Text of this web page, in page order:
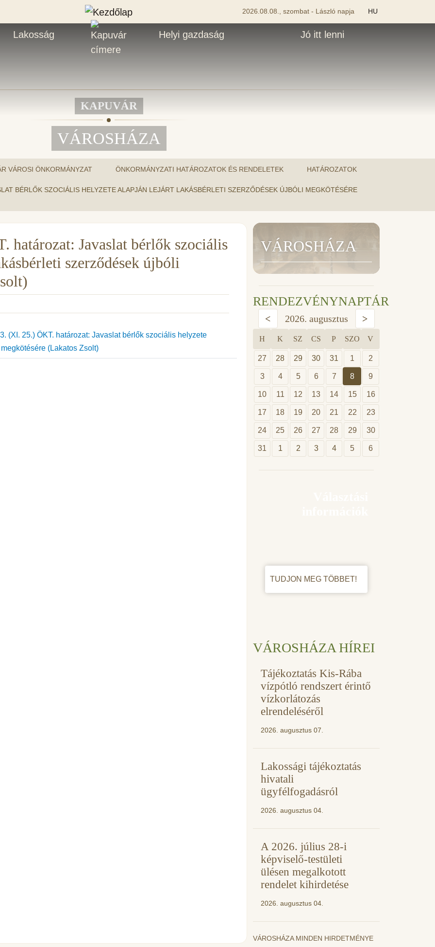
2026.08.08., szombat - László napja HU
Lakosság Helyi gazdaság Jó itt lenni
KAPUVÁR
VÁROSHÁZA
VÁROSI ÖNKORMÁNYZAT ÖNKORMÁNYZATI HATÁROZATOK ÉS RENDELETEK
HATÁROZATOK
BÉRLŐK SZOCIÁLIS HELYZETE ALAPJÁN LEJÁRT LAKÁSBÉRLETI SZERZŐDÉSEK ÚJBÓLI MEGKÖTÉSÉRE
határozat: Javaslat bérlők szociális
szerződések újbóli
(XI. 25.) ÖKT. határozat: Javaslat bérlők szociális helyzete
(Lakatos Zsolt)
VÁROSHÁZA
RENDEZVÉNYNAPTÁR
< 2026. augusztus >
H K SZ CS P SZO V
27 28 29 30 31 1 2
3 4 5 6 7 8 9
10 11 12 13 14 15 16
17 18 19 20 21 22 23
24 25 26 27 28 29 30
31 1 2 3 4 5 6
TUDJON MEG TÖBBET!
VÁROSHÁZA HÍREI
Tájékoztatás Kis-Rába
vízpótló rendszert érintő
vízkorlátozás
elrendeléséről
2026. augusztus 07.
Lakossági tájékoztatás
hivatali
ügyfélfogadásról
2026. augusztus 04.
A 2026. július 28-i
képviselő-testületi
ülésen megalkotott
rendelet kihirdetése
2026. augusztus 04.
VÁROSHÁZA MINDEN HIRDETMÉNYE